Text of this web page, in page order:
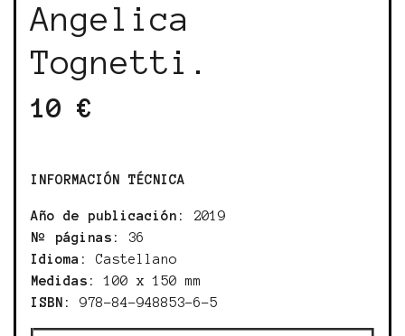
Angelica
Tognetti.
10 €
INFORMACIÓN TÉCNICA
Año de publicación: 2019
Nº páginas: 36
Idioma:
Castellano
Medidas:
100 x 150 mm
ISBN: 978-84-948853-6-5